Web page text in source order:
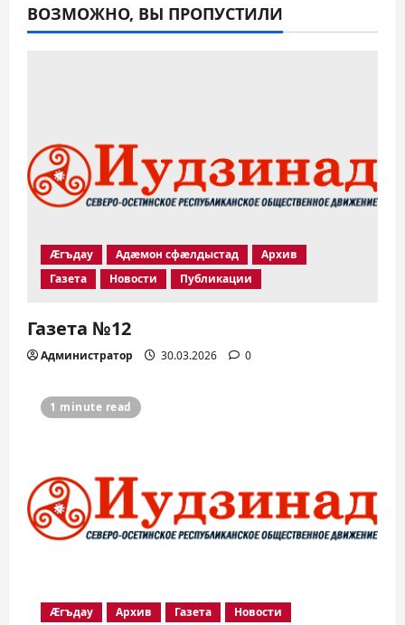
ВОЗМОЖНО, ВЫ ПРОПУСТИЛИ
Æгъдау Адæмон сфæлдыстад
Архив
Газета
Новости Публикации
Газета №12
Администратор 30.03.2026 0
1 minute read
Æгъдау Архив Газета Новости